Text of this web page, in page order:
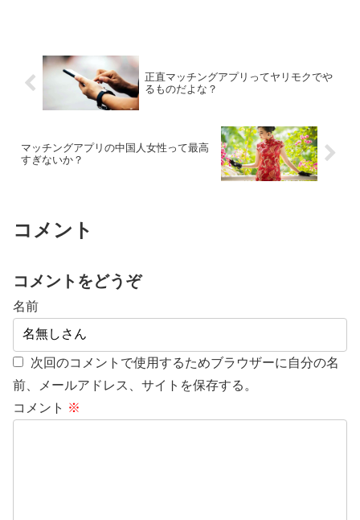
正直マッチングアプリってヤリモクでや
るものだよな？
マッチングアプリの中国人女性って最高
すぎないか？
コメント
コメントをどうぞ
名前
次回のコメントで使用するためブラウザーに自分の名
前、メールアドレス、サイトを保存する。
コメント ※